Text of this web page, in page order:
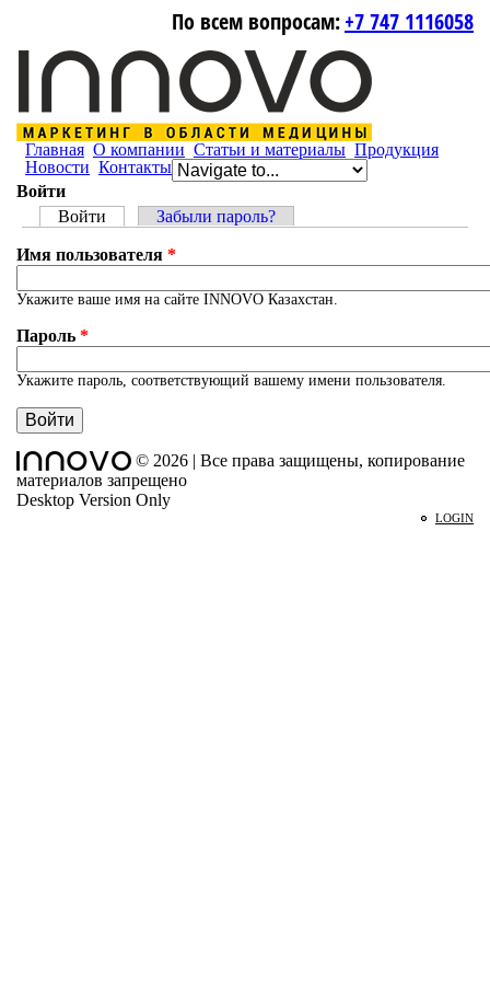
По всем вопросам:+7 747 1116058
Главная О компании Статьи и материалы Продукция
Новости Контакты
Войти
Главные вкладки
Войти (активная вкладка)
Забыли пароль?
Имя пользователя *
Укажите ваше имя на сайте INNOVO Казахстан.
Пароль *
Укажите пароль, соответствующий вашему имени пользователя.
© 2026 | Все права защищены, копирование
материалов запрещено
Desktop Version Only
LOGIN